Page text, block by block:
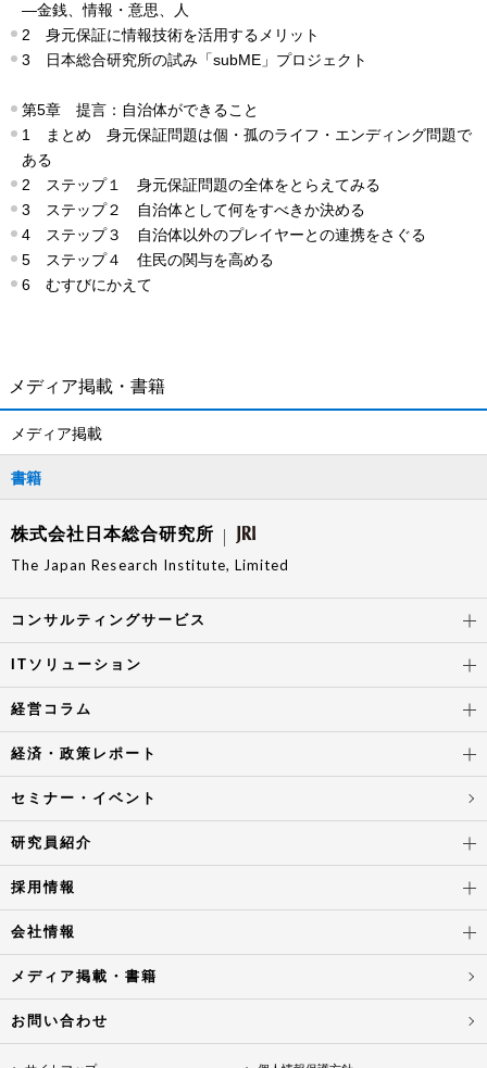
―金銭、情報・意思、人
2 身元保証に情報技術を活用するメリット
3 日本総合研究所の試み「subME」プロジェクト
第5章 提言：自治体ができること
1 まとめ 身元保証問題は個・孤のライフ・エンディング問題で
ある
2 ステップ１ 身元保証問題の全体をとらえてみる
3 ステップ２ 自治体として何をすべきか決める
4 ステップ３ 自治体以外のプレイヤーとの連携をさぐる
5 ステップ４ 住民の関与を高める
6 むすびにかえて
メディア掲載・書籍
メディア掲載
書籍
株式会社日本総合研究所
The Japan Research Institute, Limited
コンサルティングサービス
ITソリューション
経営コラム
経済・政策レポート
セミナー・イベント
研究員紹介
採用情報
会社情報
メディア掲載・書籍
お問い合わせ